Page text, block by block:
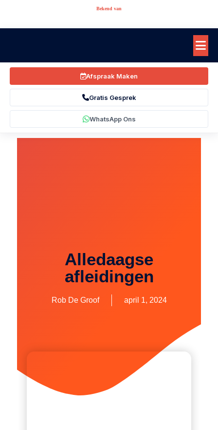
Bekend van
Afspraak Maken
Gratis Gesprek
WhatsApp Ons
Alledaagse
afleidingen
Rob De Groof april 1, 2024